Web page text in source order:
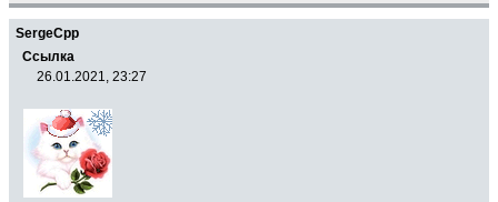
SergeCpp
Ссылка
26.01.2021, 23:27